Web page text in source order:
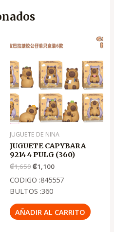
JUGUETE DE NINA
JUGUETE CAPYBARA
9214 4 PULG (360)
₡1,650
precio
original
era:
₡1,650
₡1,100
precio
actual
es:
.
₡1,100
CODIGO :845557
BULTOS :360
AÑADIR AL CARRITO